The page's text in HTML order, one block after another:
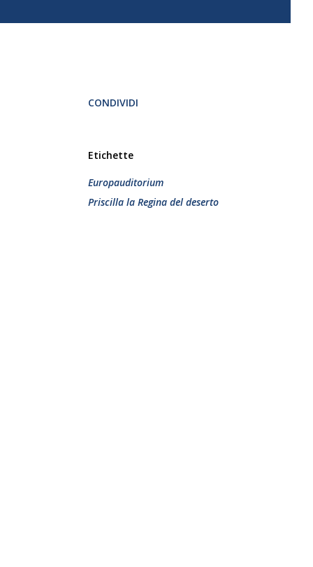
CONDIVIDI
Etichette
Europauditorium
Priscilla la Regina del deserto